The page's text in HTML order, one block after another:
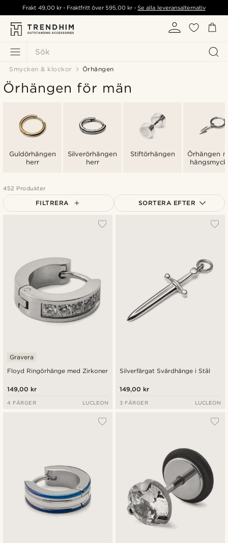
Sök
Frakt 49,00 kr- Fraktfritt över595,00 kr -Se alla leveransalternativ
Smycken & klockor Örhängen
Örhängen för män
Guldörhängen
herr
Silverörhängen
herr
Stiftörhängen
Örhängen
452 Produkter
FILTRERA SORTERA EFTER
Floyd Ringörhänge med Zirkoner
Gravera
149,00 kr
4 FÄRGER LUCLEON
Silverfärgat Svärdhänge i Stål
149,00 kr
3 FÄRGER LUCLEON